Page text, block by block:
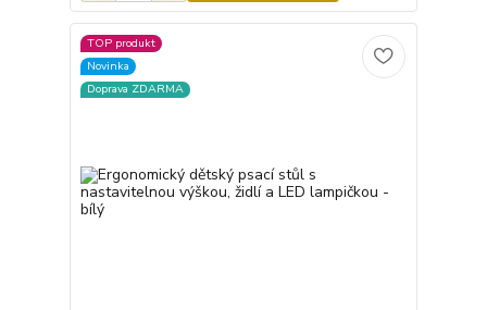
TOP produkt
Novinka
Doprava ZDARMA